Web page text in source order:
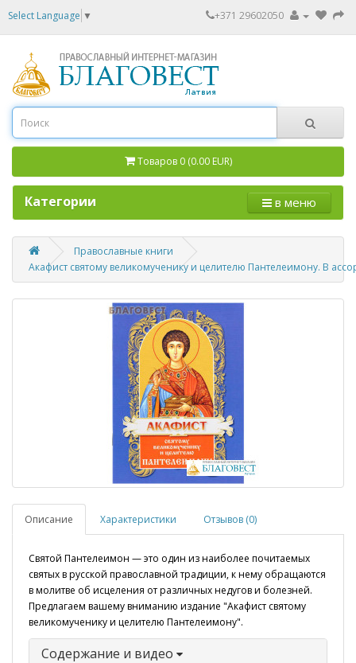
Select Language ▼ +371 29602050
Товаров 0 (0.00 EUR)
Категории в меню
Православные книги
Акафист святому великомученику и целителю Пантелеимону. В
Описание Характеристики Отзывов (0)
Святой Пантелеимон — это один из наиболее почитаемых
святых в русской православной традиции, к нему обращаются
в молитве об исцеления от различных недугов и болезней.
Предлагаем вашему вниманию издание "Акафист святому
великомученику и целителю Пантелеимону".
Содержание и видео